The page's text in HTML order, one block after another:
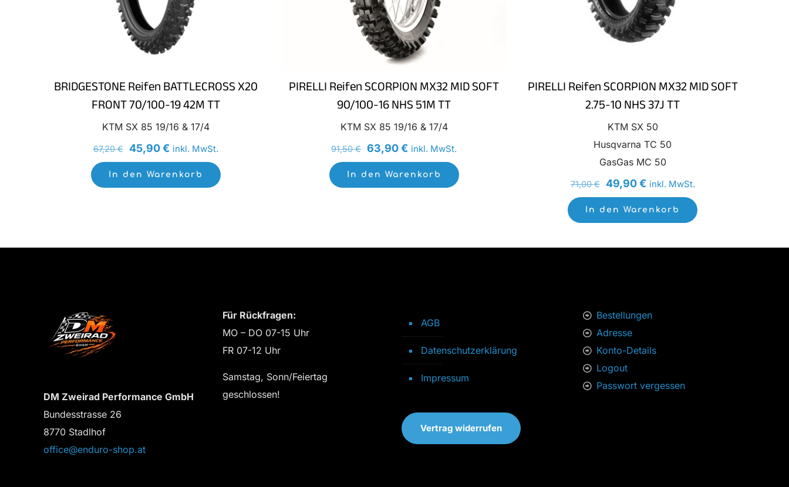
BRIDGESTONE Reifen BATTLECROSS X20
FRONT 70/100-19 42M TT
KTM SX 85 19/16 & 17/4
67,20€
Ursprünglicher
Preis
45,90€Aktueller
Preis
inkl. MwSt.
In den Warenkorb
PIRELLI Reifen SCORPION MX32 MID SOFT
90/100-16 NHS 51M TT
KTM SX 85 19/16 & 17/4
91,50€ Ursprünglicher
Preis
63,90€ Aktueller
Preis
inkl. MwSt.
In den Warenkorb
PIRELLI Reifen SCORPION MX32 MID SOFT
2.75-10 NHS 37J TT
KTM SX 50
Husqvarna TC 50
GasGas MC 50
71,00€
Ursprünglicher
Preis
49,90€Aktueller
Preis
inkl. MwSt.
In den Warenkorb
DM Zweirad Performance GmbH
Bundesstrasse 26
8770 Stadlhof
office@enduro-shop.at
Für Rückfragen:
MO – DO 07-15 Uhr
FR 07-12 Uhr
Samstag, Sonn/Feiertag
geschlossen!
AGB
Datenschutzerklärung
Impressum
Vertrag widerrufen
Bestellungen
Adresse
Konto-Details
Logout
Passwort vergessen